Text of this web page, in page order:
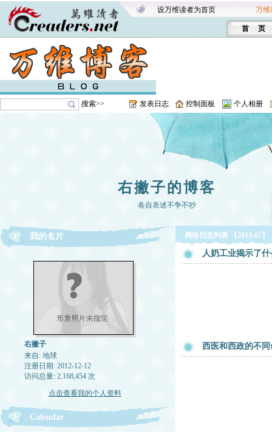
设万维读者为首页 万维
首 页
搜索>> 发表日志 控制面板 个人相册
右撇子的博客
各自表述不争不吵
我的名片
右撇子
来自: 地球
注册日期: 2012-12-12
访问总量: 2,168,454 次
点击查看我的个人资料
Calendar
网络日志列表 【2013-07】
人奶工业揭示了
西医和西政的不